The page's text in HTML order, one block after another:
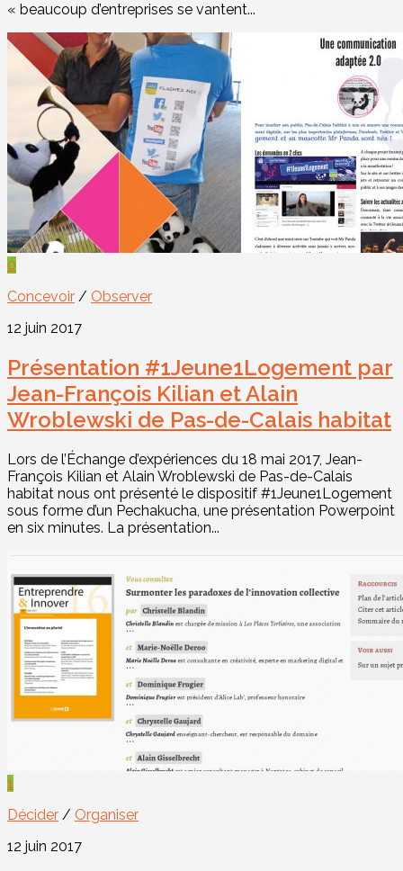
« beaucoup d’entreprises se vantent...
0
Concevoir / Observer
12 juin 2017
Présentation #1Jeune1Logement par
Jean-François Kilian et Alain
Wroblewski de Pas-de-Calais habitat
Lors de l’Échange d’expériences du 18 mai 2017, Jean-
François Kilian et Alain Wroblewski de Pas-de-Calais
habitat nous ont présenté le dispositif #1Jeune1Logement
sous forme d’un Pechakucha, une présentation Powerpoint
en six minutes. La présentation...
1
Décider / Organiser
12 juin 2017